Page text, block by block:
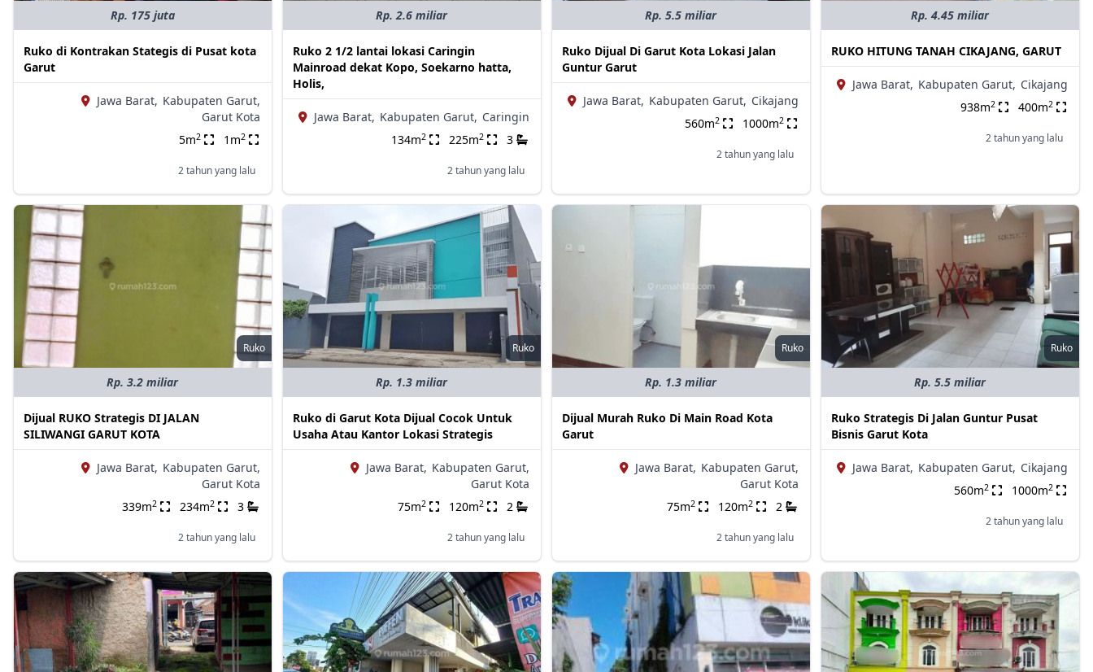
Rp. 175 juta
Ruko di Kontrakan Stategis di Pusat kota
Garut
Jawa Barat, Kabupaten Garut,
Garut Kota
5m2 1m2
2 tahun yang lalu
Rp. 2.6 miliar
Ruko 2 1/2 lantai lokasi Caringin
Mainroad dekat Kopo, Soekarno hatta,
Holis,
Jawa Barat, Kabupaten Garut, Caringin
134m2 225m2 3
2 tahun yang lalu
Rp. 5.5 miliar
Ruko Dijual Di Garut Kota Lokasi Jalan
Guntur Garut
Jawa Barat, Kabupaten Garut, Cikajang
560m2 1000m2
2 tahun yang lalu
Rp. 4.45 miliar
RUKO HITUNG TANAH CIKAJANG, GARUT
Jawa Barat, Kabupaten Garut, Cikajang
938m2 400m2
2 tahun yang lalu
Ruko
Rp. 3.2 miliar
Dijual RUKO Strategis DI JALAN
SILIWANGI GARUT KOTA
Jawa Barat, Kabupaten Garut,
Garut Kota
339m2 234m2 3
2 tahun yang lalu
Ruko
Rp. 1.3 miliar
Ruko di Garut Kota Dijual Cocok Untuk
Usaha Atau Kantor Lokasi Strategis
Jawa Barat, Kabupaten Garut,
Garut Kota
75m2 120m2 2
2 tahun yang lalu
Ruko
Rp. 1.3 miliar
Dijual Murah Ruko Di Main Road Kota
Garut
Jawa Barat, Kabupaten Garut,
Garut Kota
75m2 120m2 2
2 tahun yang lalu
Ruko
Rp. 5.5 miliar
Ruko Strategis Di Jalan Guntur Pusat
Bisnis Garut Kota
Jawa Barat, Kabupaten Garut, Cikajang
560m2 1000m2
2 tahun yang lalu